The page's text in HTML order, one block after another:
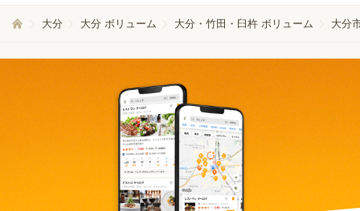
大分 大分 ボリューム 大分・竹田・臼杵 ボリューム 大分